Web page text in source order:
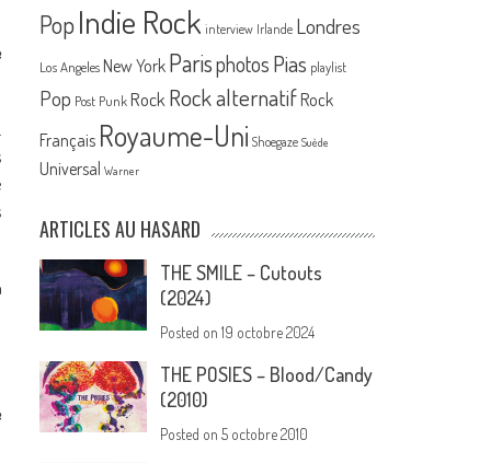
PopIndie Rock interview Irlande Londres
Los Angeles New York Parisphotos Pias playlist
Pop Post Punk Rock Rock alternatif Rock
Français Royaume-Uni Shoegaze Suède
Universal Warner
ARTICLES AU HASARD
THE SMILE – Cutouts
(2024)
Posted on19 octobre 2024
THE POSIES – Blood/Candy
(2010)
Posted on5 octobre 2010